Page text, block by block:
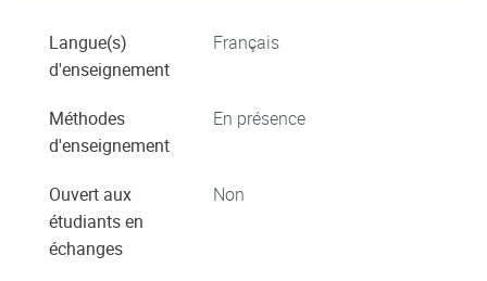
Langue(s)
d'enseignement
Français
Méthodes
d'enseignement
En présence
Ouvert aux
étudiants en
échanges
Non